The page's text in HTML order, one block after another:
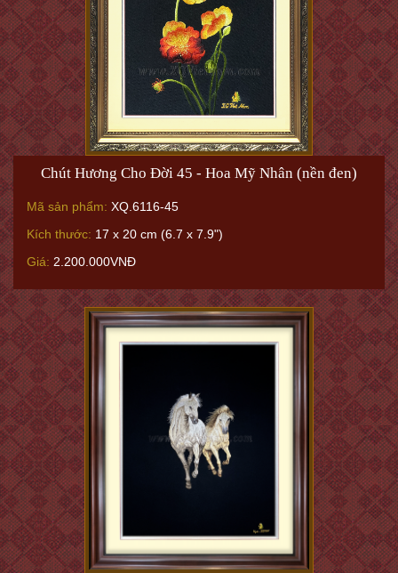
Chút Hương Cho Đời 45 - Hoa Mỹ Nhân (nền đen)
Mã sản phẩm: XQ.6116-45
Kích thước: 17 x 20 cm (6.7 x 7.9")
Giá: 2.200.000VNĐ